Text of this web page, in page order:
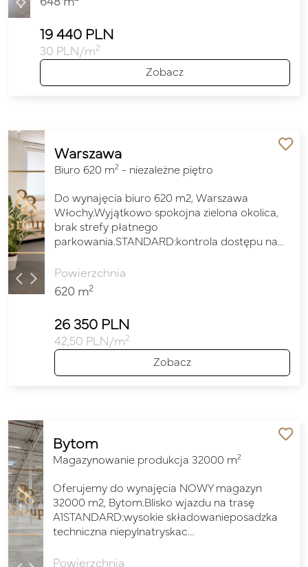
19 440 PLN
30 PLN/m2
Zobacz
Warszawa
Biuro 620 m2 - niezależne piętro
Do wynajęcia biuro 620 m2, Warszawa
Włochy.Wyjątkowo spokojna zielona okolica,
brak strefy płatnego
parkowania.STANDARD:kontrola dostępu na…
Powierzchnia
620 m2
26 350 PLN
42,50 PLN/m2
Zobacz
Bytom
Magazynowanie produkcja 32000 m2
Oferujemy do wynajęcia NOWY magazyn
32000 m2, Bytom.Blisko wjazdu na trasę
A1STANDARD:wysokie składowanieposadzka
techniczna niepylnatryskac…
Powierzchnia